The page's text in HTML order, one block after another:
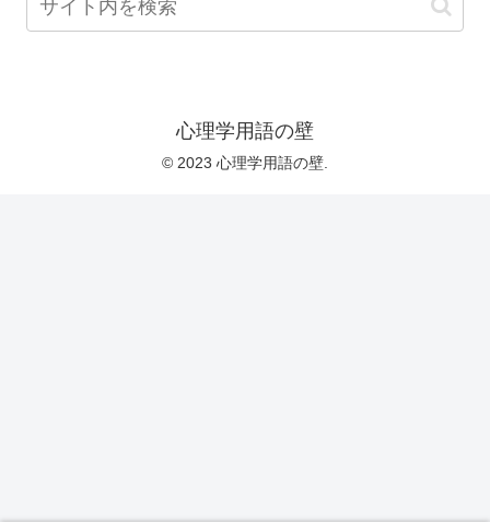
心理学用語の壁
© 2023 心理学用語の壁.